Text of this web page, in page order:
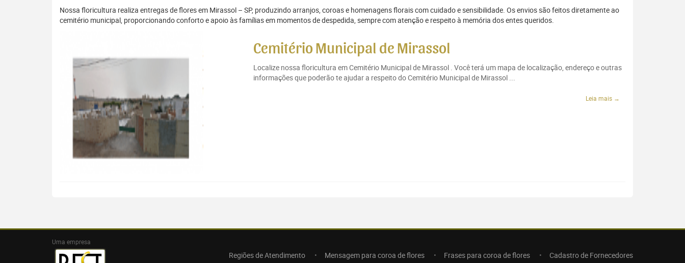
Nossa floricultura realiza entregas de flores em Mirassol – SP, produzindo arranjos, coroas e homenagens florais com cuidado e sensibilidade. Os envios são feitos diretamente ao
cemitério municipal, proporcionando conforto e apoio às famílias em momentos de despedida, sempre com atenção e respeito à memória dos entes queridos.
Cemitério Municipal de Mirassol
Localize nossa floricultura em Cemitério Municipal de Mirassol . Você terá um mapa de localização, endereço e outras
informações que poderão te ajudar a respeito do Cemitério Municipal de Mirassol ...
Leia mais →
Uma empresa
Regiões de Atendimento Mensagem para coroa de flores Frases para coroa de flores Cadastro de Fornecedores